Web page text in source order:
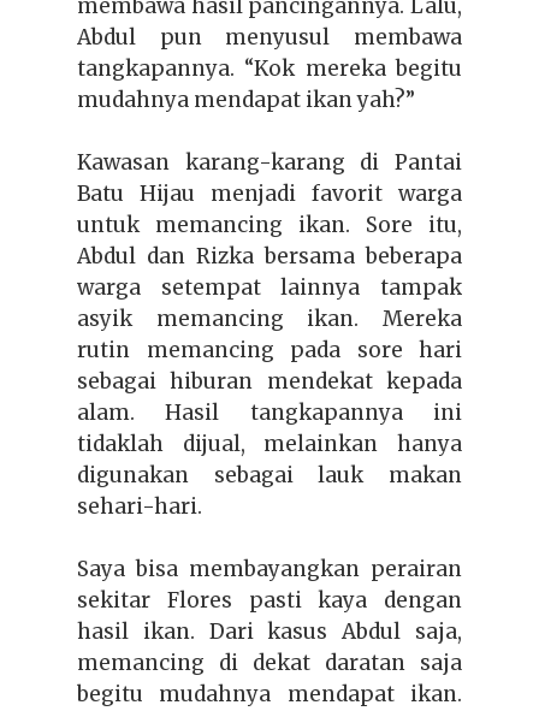
membawa hasil pancingannya. Lalu,
Abdul pun menyusul membawa
tangkapannya. “Kok mereka begitu
mudahnya mendapat ikan yah?”
Kawasan karang-karang di Pantai
Batu Hijau menjadi favorit warga
untuk memancing ikan. Sore itu,
Abdul dan Rizka bersama beberapa
warga setempat lainnya tampak
asyik memancing ikan. Mereka
rutin memancing pada sore hari
sebagai hiburan mendekat kepada
alam. Hasil tangkapannya ini
tidaklah dijual, melainkan hanya
digunakan sebagai lauk makan
sehari-hari.
Saya bisa membayangkan perairan
sekitar Flores pasti kaya dengan
hasil ikan. Dari kasus Abdul saja,
memancing di dekat daratan saja
begitu mudahnya mendapat ikan.